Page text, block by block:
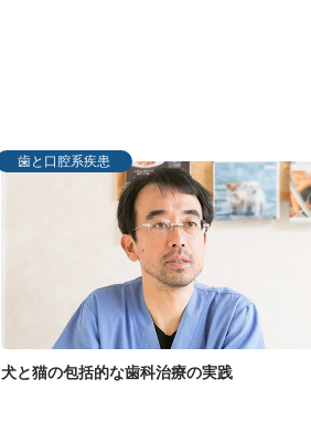
歯と口腔系疾患
犬と猫の包括的な歯科治療の実践